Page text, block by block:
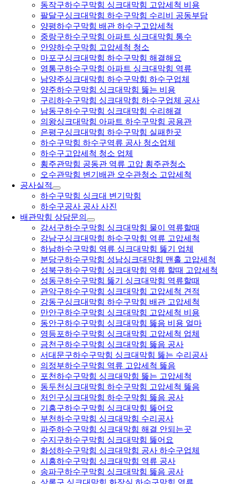
동작구하수구막힘 싱크대막힘 고압세척 비용
팔달구싱크대막힘 하수구막힘 수리비 공동부담
양평하수구막힘 배관 하수구고압세척
중랑구하수구막힘 아파트 싱크대막힘 통수
안양하수구막힘 고압세척 청소
마포구싱크대막힘 하수구막힘 해결해요
영통구하수구막힘 아파트 싱크대막힘 역류
남양주싱크대막힘 하수구막힘 하수구업체
양주하수구막힘 싱크대막힘 뚫는 비용
구리하수구막힘 싱크대막힘 하수구업체 공사
남동구하수구막힘 싱크대막힘 수리해결
의왕싱크대막힘 아파트 하수구막힘 공용관
은평구싱크대막힘 하수구막힘 실패한곳
하수구막힘 하수구역류 공사 청소업체
하수구고압세척 청소 업체
횡주관막힘 공동관 역류 고압 횡주관청소
오수관막힘 변기배관 오수관청소 고압세척
공사실적
하수구막힘 싱크대 변기막힘
하수구공사 공사 사진
배관막힘 상담문의
강서구하수구막힘 싱크대막힘 물이 역류할때
강남구싱크대막힘 하수구막힘 역류 고압세척
하남하수구막힘 역류 싱크대막힘 뚫기 업체
분당구하수구막힘 성남싱크대막힘 맨홀 고압세척
성북구하수구막힘 싱크대막힘 역류 할때 고압세척
성동구하수구막힘 뚫기 싱크대막힘 역류할때
관악구하수구막힘 싱크대막힘 고압세척 견적
강동구싱크대막힘 하수구막힘 배관 고압세척
만안구하수구막힘 싱크대막힘 고압세척 비용
동안구하수구막힘 싱크대막힘 뚫음 비용 얼마
영등포하수구막힘 싱크대막힘 고압세척 업체
금천구하수구막힘 싱크대막힘 뚫음 공사
서대문구하수구막힘 싱크대막힘 뚫는 수리공사
의정부하수구막힘 역류 고압세척 뚫음
포천하수구막힘 싱크대막힘 뚫는 고압세척
동두천싱크대막힘 하수구막힘 고압세척 뚫음
처인구싱크대막힘 하수구막힘 뚫음 공사
기흥구하수구막힘 싱크대막힘 뚫어요
부천하수구막힘 싱크대막힘 수리공사
파주하수구막힘 싱크대막힘 해결 안되는곳
수지구하수구막힘 싱크대막힘 뚫어요
화성하수구막힘 싱크대막힘 공사 하수구업체
시흥하수구막힘 싱크대막힘 역류 공사
송파구하수구막힘 싱크대막힘 뚫음 공사
상록구 싱크대막힘 화장실 하수구막힘 역류